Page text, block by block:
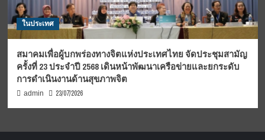
ในประเทศ
สมาคมเพื่อผู้บกพร่องทางจิตแห่งประเทศไทย จัดประชุมสามัญ
ครั้งที่ 23 ประจำปี 2568 เดินหน้าพัฒนาเครือข่ายและยกระดับ
การดำเนินงานด้านสุขภาพจิต
admin 23/07/2026